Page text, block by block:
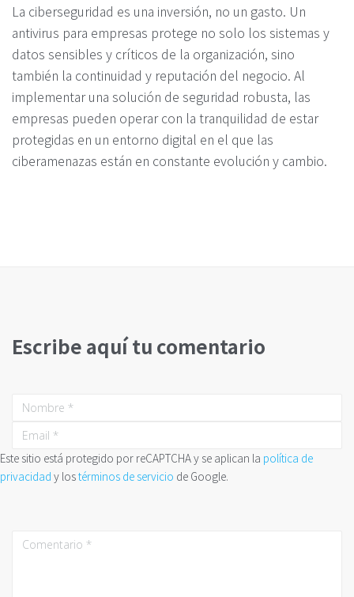
La ciberseguridad es una inversión, no un gasto. Un
antivirus para empresas protege no solo los sistemas y
datos sensibles y críticos de la organización, sino
también la continuidad y reputación del negocio. Al
implementar una solución de seguridad robusta, las
empresas pueden operar con la tranquilidad de estar
protegidas en un entorno digital en el que las
ciberamenazas están en constante evolución y cambio.
Escribe aquí tu comentario
Este sitio está protegido por reCAPTCHA y se aplican la política de
privacidad y lostérminos de servicio de Google.